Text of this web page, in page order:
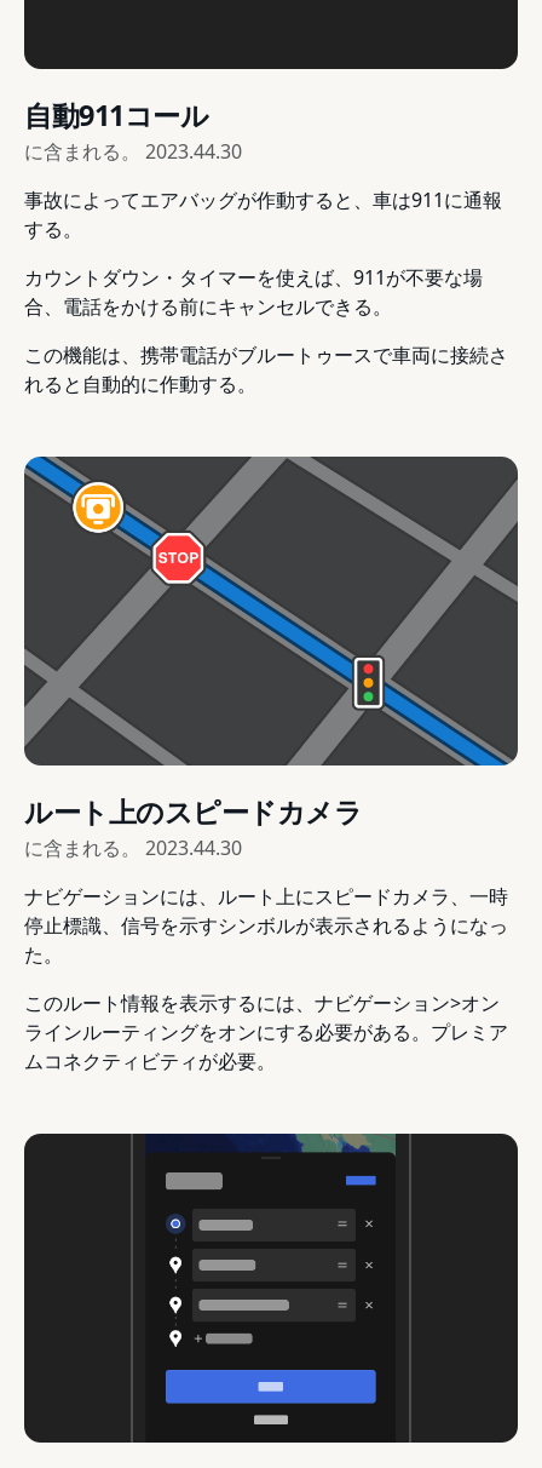
自動911コール
に含まれる。 2023.44.30
事故によってエアバッグが作動すると、車は911に通報
する。
カウントダウン・タイマーを使えば、911が不要な場
合、電話をかける前にキャンセルできる。
この機能は、携帯電話がブルートゥースで車両に接続さ
れると自動的に作動する。
ルート上のスピードカメラ
に含まれる。 2023.44.30
ナビゲーションには、ルート上にスピードカメラ、一時
停止標識、信号を示すシンボルが表示されるようになっ
た。
このルート情報を表示するには、ナビゲーション>オン
ラインルーティングをオンにする必要がある。プレミア
ムコネクティビティが必要。